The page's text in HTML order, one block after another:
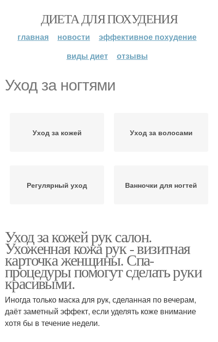
ДИЕТА ДЛЯ ПОХУДЕНИЯ
главная новости
эффективное похудение
виды диет
отзывы
Уход за ногтями
Уход за кожей Уход за волосами
Регулярный уход Ванночки для ногтей
Уход за кожей рук салон.
Ухоженная кожа рук - визитная
карточка женщины. Спа-
процедуры помогут сделать руки
красивыми.
Иногда только маска для рук, сделанная по вечерам,
даёт заметный эффект, если уделять коже внимание
хотя бы в течение недели.